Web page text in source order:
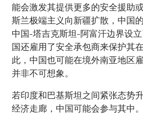
能会激发其提供更多的安全援助
斯兰极端主义向新疆扩散，中国
中国-塔吉克斯坦-阿富汗边界设
国还雇用了安全承包商来保护其
此，中国也可能在境外南亚地区
并非不可想象。
若印度和巴基斯坦之间紧张态势
经济走廊，中国可能会参与其中